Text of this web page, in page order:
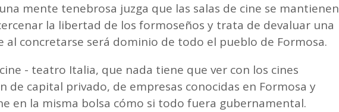
mente tenebrosa juzga que las salas de cine se mantienen
la libertad de los formoseños y trata de devaluar una
al concretarse será dominio de todo el pueblo de Formosa.
- teatro Italia, que nada tiene que ver con los cines
de capital privado, de empresas conocidas en Formosa y
en la misma bolsa cómo si todo fuera gubernamental.